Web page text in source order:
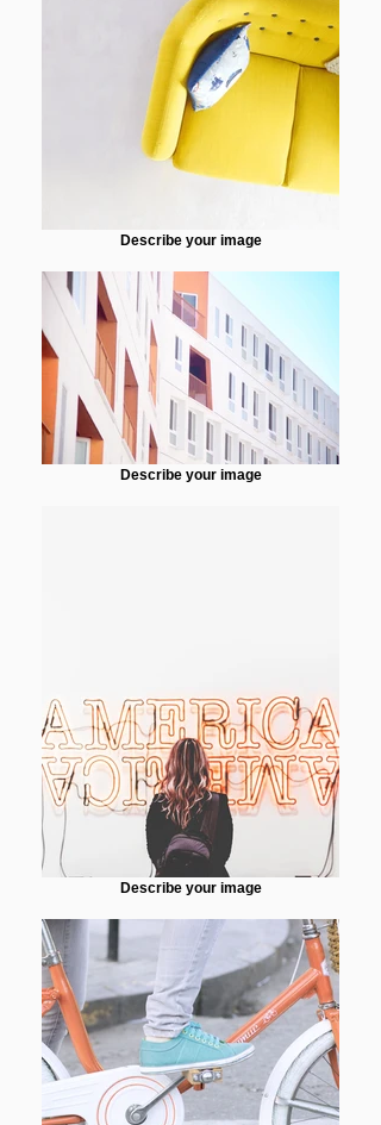
Describe your image
Describe your image
Describe your image